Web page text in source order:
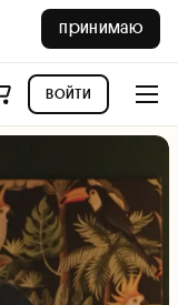
принимаю
войти